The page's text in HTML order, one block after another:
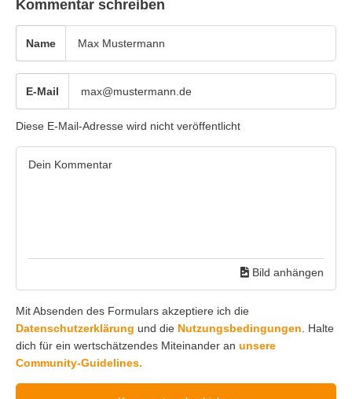
Kommentar schreiben
Name
E-Mail
Diese E-Mail-Adresse wird nicht veröffentlicht
Bild anhängen
Mit Absenden des Formulars akzeptiere ich die
Datenschutzerklärung und die Nutzungsbedingungen . Halte
dich für ein wertschätzendes Miteinander an unsere
Community-Guidelines.